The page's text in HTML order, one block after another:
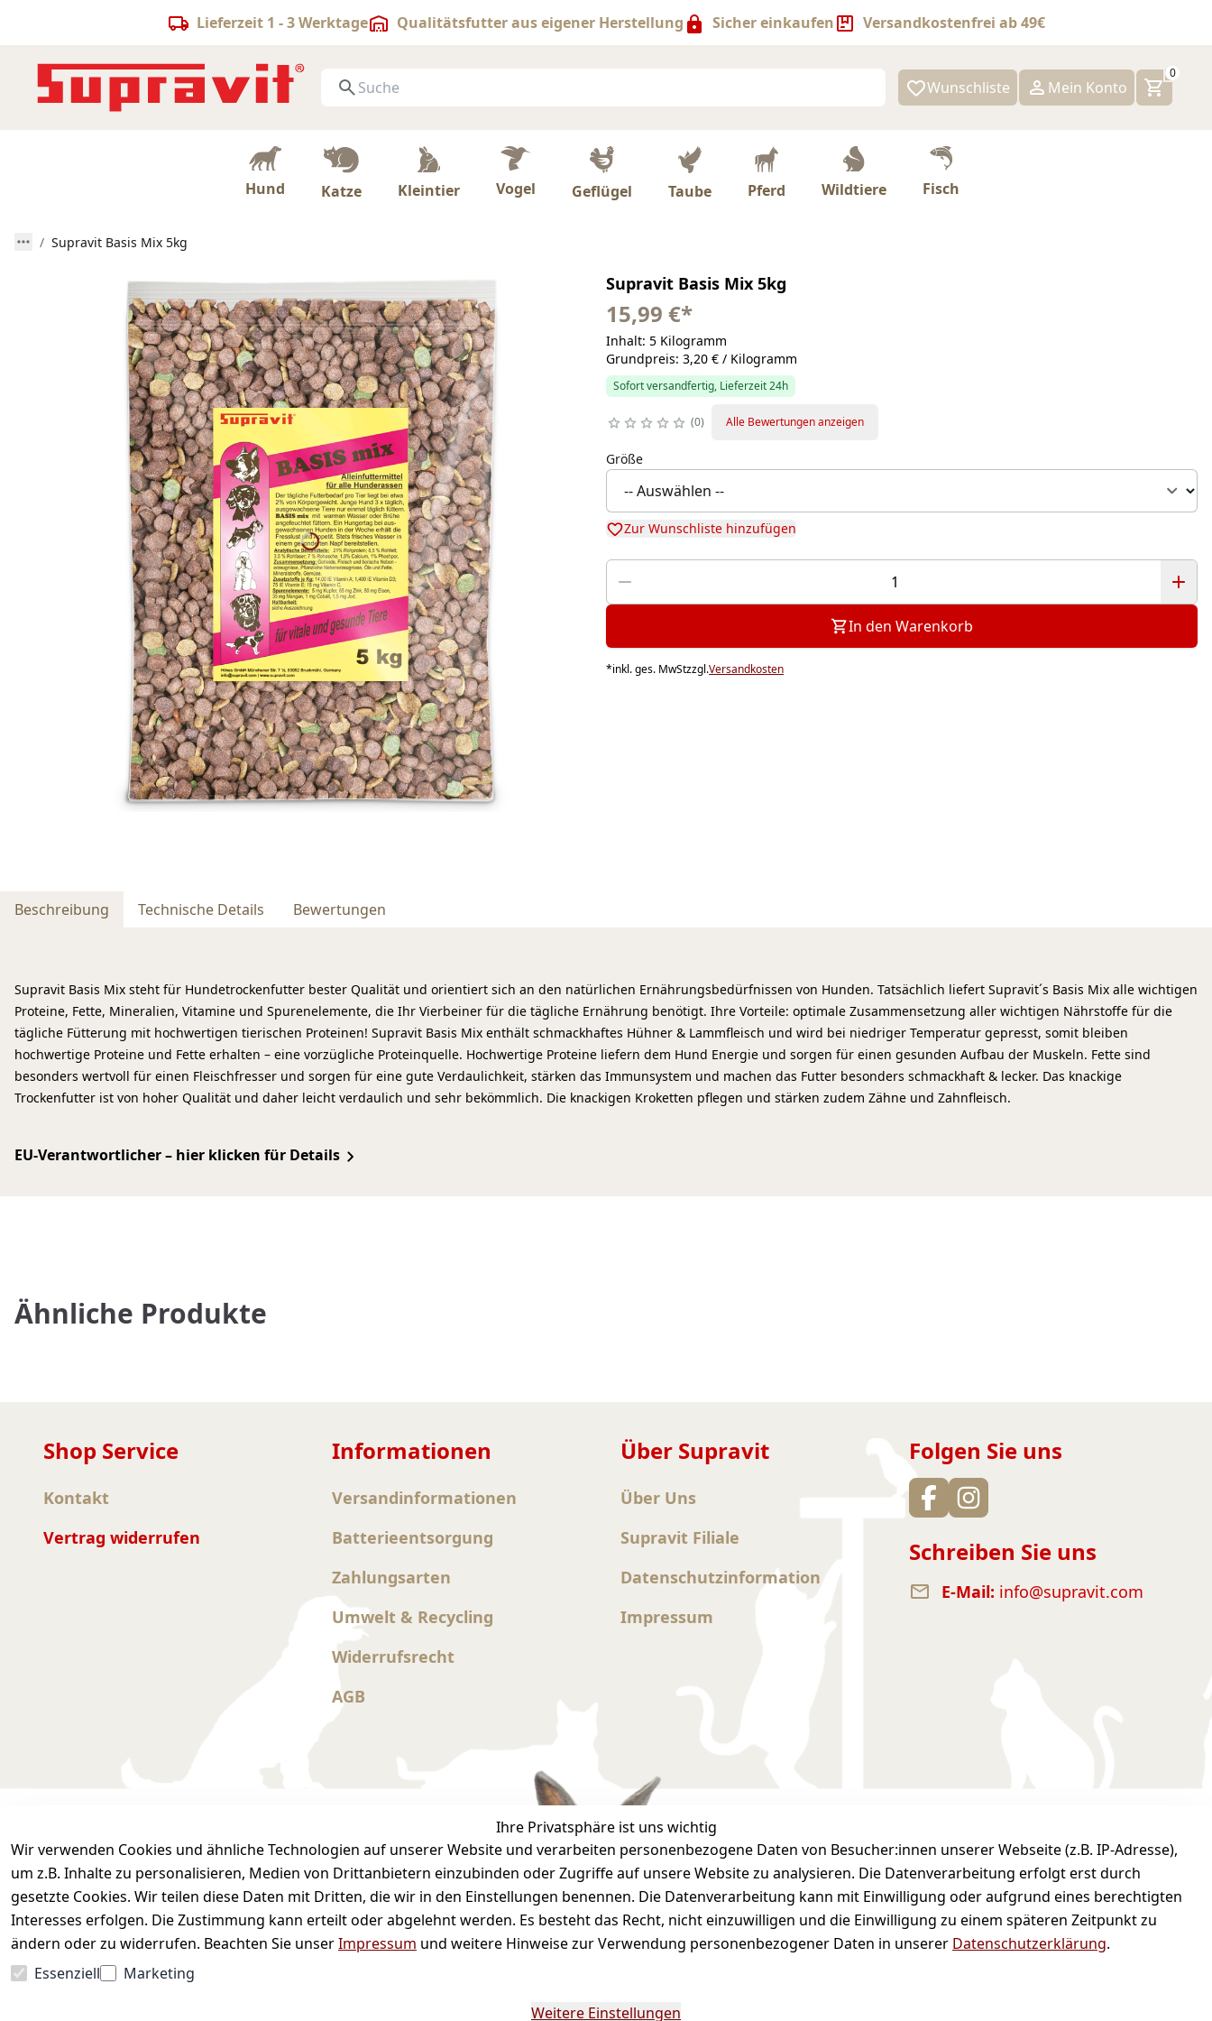
Lieferzeit 1 - 3 Werktage Qualitätsfutter aus eigener Herstellung Sicher einkaufen Versandkostenfrei ab 49€
Wunschliste
0
Mein Konto
Hund Katze Kleintier Vogel Geflügel Taube Pferd Wildtiere Fisch
Supravit Basis Mix 5kg
Supravit Basis Mix 5kg
15,99 €*
Inhalt: 5 Kilogramm
Grundpreis: 3,20 € / Kilogramm
Sofort versandfertig, Lieferzeit 24h
0 Alle Bewertungen anzeigen
Größe
Zur Wunschliste hinzufügen
In den Warenkorb
*inkl. ges. MwStzzgl.Versandkosten
Beschreibung Technische Details Bewertungen
Supravit Basis Mix steht für Hundetrockenfutter bester Qualität und orientiert sich an den natürlichen Ernährungsbedürfnissen von Hunden. Tatsächlich liefert Supravit´s Basis Mix alle wichtigen
Proteine, Fette, Mineralien, Vitamine und Spurenelemente, die Ihr Vierbeiner für die tägliche Ernährung benötigt. Ihre Vorteile: optimale Zusammensetzung aller wichtigen Nährstoffe für die
tägliche Fütterung mit hochwertigen tierischen Proteinen! Supravit Basis Mix enthält schmackhaftes Hühner & Lammfleisch und wird bei niedriger Temperatur gepresst, somit bleiben
hochwertige Proteine und Fette erhalten – eine vorzügliche Proteinquelle. Hochwertige Proteine liefern dem Hund Energie und sorgen für einen gesunden Aufbau der Muskeln. Fette sind
besonders wertvoll für einen Fleischfresser und sorgen für eine gute Verdaulichkeit, stärken das Immunsystem und machen das Futter besonders schmackhaft & lecker. Das knackige
Trockenfutter ist von hoher Qualität und daher leicht verdaulich und sehr bekömmlich. Die knackigen Kroketten pflegen und stärken zudem Zähne und Zahnfleisch.
EU-Verantwortlicher – hier klicken für Details
Ähnliche Produkte
Ihre Privatsphäre ist uns wichtig
Wir verwenden Cookies und ähnliche Technologien auf unserer Website und verarbeiten personenbezogene Daten von Besucher:innen unserer Webseite (z.B. IP-Adresse),
um z.B. Inhalte zu personalisieren, Medien von Drittanbietern einzubinden oder Zugriffe auf unsere Website zu analysieren. Die Datenverarbeitung erfolgt erst durch
gesetzte Cookies. Wir teilen diese Daten mit Dritten, die wir in den Einstellungen benennen. Die Datenverarbeitung kann mit Einwilligung oder aufgrund eines berechtigten
Interesses erfolgen. Die Zustimmung kann erteilt oder abgelehnt werden. Es besteht das Recht, nicht einzuwilligen und die Einwilligung zu einem späteren Zeitpunkt zu
ändern oder zu widerrufen. Beachten Sie unserImpressum und weitere Hinweise zur Verwendung personenbezogener Daten in unserer Datenschutzerklärung.
Essenziell
Marketing
Weitere Einstellungen
Shop Service
Kontakt
Vertrag widerrufen
Informationen
Versandinformationen
Batterieentsorgung
Zahlungsarten
Umwelt & Recycling
Widerrufsrecht
AGB
Über Supravit
Über Uns
Supravit Filiale
Datenschutzinformation
Impressum
Folgen Sie uns
Schreiben Sie uns
E-Mail: info@supravit.com
Sicher einkaufen Wir versenden mit Bequem und sicher bezahlen